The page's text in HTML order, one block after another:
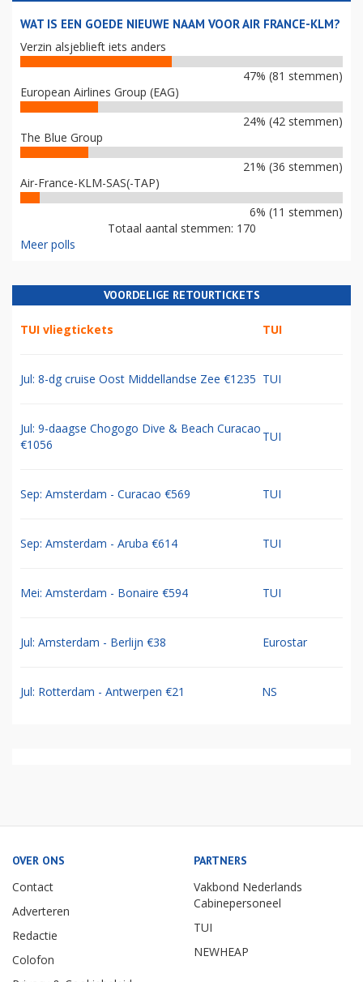
WAT IS EEN GOEDE NIEUWE NAAM VOOR AIR FRANCE-KLM?
Verzin alsjeblieft iets anders
47% (81 stemmen)
European Airlines Group (EAG)
24% (42 stemmen)
The Blue Group
21% (36 stemmen)
Air-France-KLM-SAS(-TAP)
6% (11 stemmen)
Totaal aantal stemmen: 170
Meer polls
VOORDELIGE RETOURTICKETS
TUI vliegtickets TUI
Jul: 8-dg cruise Oost Middellandse Zee €1235 TUI
Jul: 9-daagse Chogogo Dive & Beach Curacao
€1056
TUI
Sep: Amsterdam - Curacao €569 TUI
Sep: Amsterdam - Aruba €614 TUI
Mei: Amsterdam - Bonaire €594 TUI
Jul: Amsterdam - Berlijn €38 Eurostar
Jul: Rotterdam - Antwerpen €21 NS
OVER ONS
Contact
Adverteren
Redactie
Colofon
PARTNERS
Vakbond Nederlands
Cabinepersoneel
TUI
NEWHEAP